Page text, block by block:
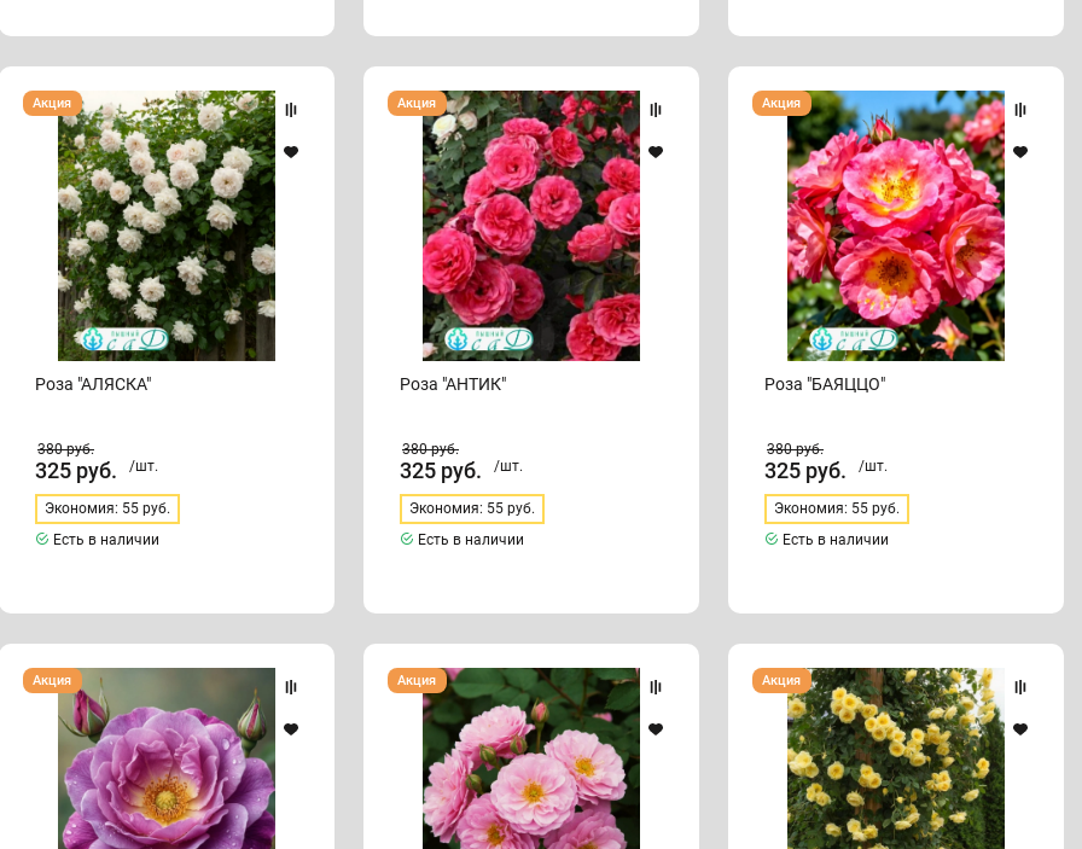
Роза
"АЛЯСКА"
Роза "АЛЯСКА"
Акция
380руб.
325 руб. /шт.
Экономия: 55 руб.
Есть в наличии
Роза
"АНТИК"
Роза "АНТИК"
Акция
380руб.
325 руб. /шт.
Экономия: 55 руб.
Есть в наличии
Роза
"БАЯЦЦО"
Роза "БАЯЦЦО"
Акция
380руб.
325 руб. /шт.
Экономия: 55 руб.
Есть в наличии
Роза
"ВЕЙЛЬХЕНБЛАУ"
(«Вайолет
Блю»)
Акция
Роза
"ВИЛЬЯМ
БАФФИН"
Акция
Роза
"ВОЛШЕБНИЦА"
Акция